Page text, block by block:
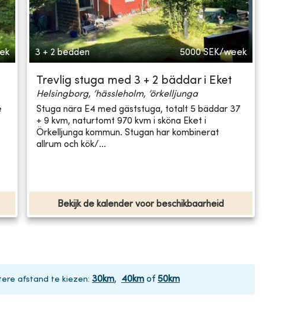
3 + 2 bedden 5000 SEK/week
Trevlig stuga med 3 + 2 bäddar i Eket
Helsingborg, ’hässleholm, ’örkelljunga
Stuga nära E4 med gäststuga, totalt 5 bäddar 37
+ 9 kvm, naturtomt 970 kvm i sköna Eket i
Örkelljunga kommun. Stugan har kombinerat
allrum och kök/...
Bekijk de kalender voor beschikbaarheid
afstand te kiezen: 30km, 40km of 50km